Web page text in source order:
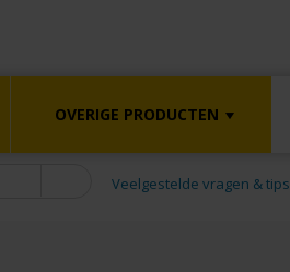
OVERIGE PRODUCTEN
Veelgestelde vragen & tips